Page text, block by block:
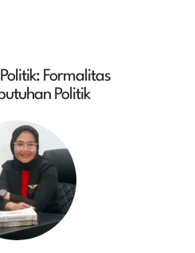
Formalitas
Politik